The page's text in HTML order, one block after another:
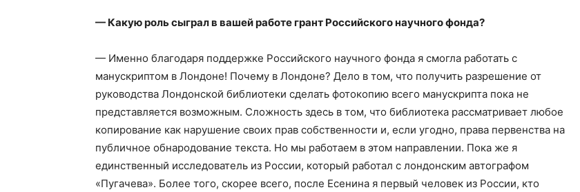
— Какую роль сыграл в вашей работе грант Российского научного фонда?
— Именно благодаря поддержке Российского научного фонда я смогла работать с
манускриптом в Лондоне! Почему в Лондоне? Дело в том, что получить разрешение от
руководства Лондонской библиотеки сделать фотокопию всего манускрипта пока не
представляется возможным. Сложность здесь в том, что библиотека рассматривает любое
копирование как нарушение своих прав собственности и, если угодно, права первенства на
публичное обнародование текста. Но мы работаем в этом направлении. Пока же я
единственный исследователь из России, который работал с лондонским автографом
«Пугачева». Более того, скорее всего, после Есенина я первый человек из России, кто